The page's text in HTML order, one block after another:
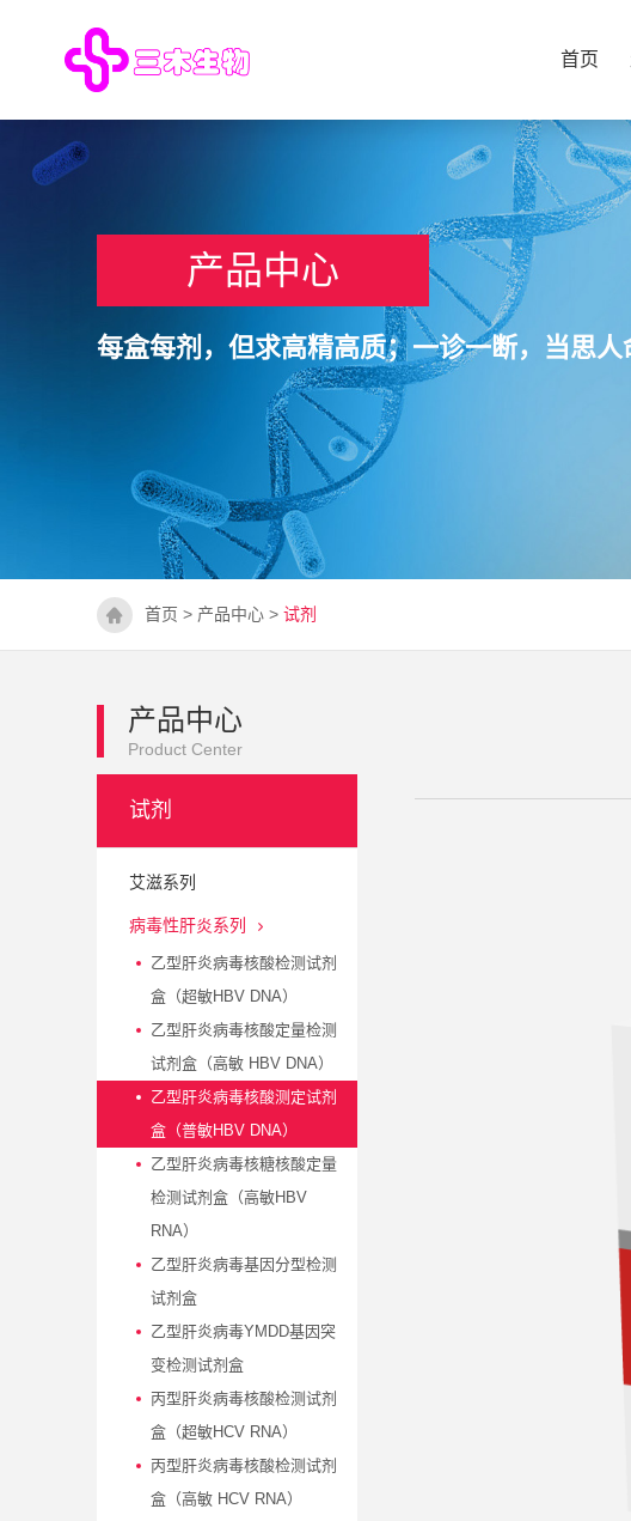
首页
产品中心
每盒每剂，但求高精高质；一诊一断，当思人
首页 > 产品中心> 试剂
产品中心
Product Center
试剂
艾滋系列
病毒性肝炎系列
乙型肝炎病毒核酸检测试剂
盒（超敏HBV DNA）
乙型肝炎病毒核酸定量检测
试剂盒（高敏 HBV DNA）
乙型肝炎病毒核酸测定试剂
盒（普敏HBV DNA）
乙型肝炎病毒核糖核酸定量
检测试剂盒（高敏HBV
RNA）
乙型肝炎病毒基因分型检测
试剂盒
乙型肝炎病毒YMDD基因突
变检测试剂盒
丙型肝炎病毒核酸检测试剂
盒（超敏HCV RNA）
丙型肝炎病毒核酸检测试剂
盒（高敏 HCV RNA）